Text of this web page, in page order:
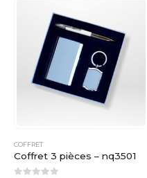
COFFRET
Coffret 3 pièces – nq3501